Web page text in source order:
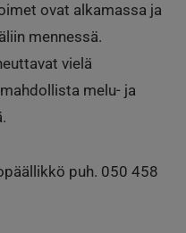
ovat alkamassa ja
mennessä.
vielä
melu- ja
puh. 050 458